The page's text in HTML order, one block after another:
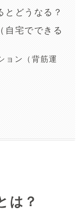
とどうなる？
自宅でできる
ョン（背筋運
は？